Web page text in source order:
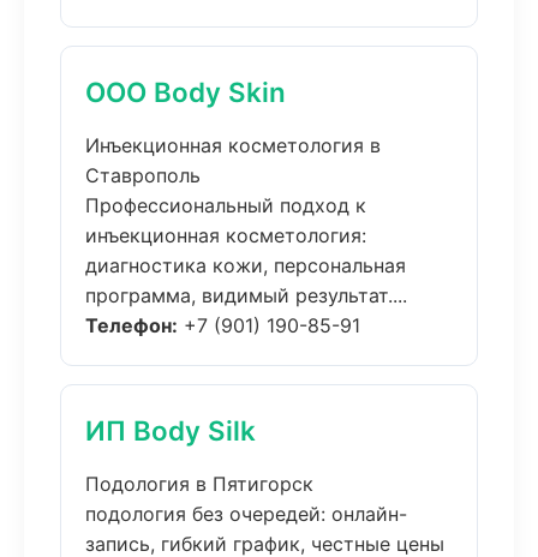
ООО Body Skin
Инъекционная косметология в
Ставрополь
Профессиональный подход к
инъекционная косметология:
диагностика кожи, персональная
программа, видимый результат....
Телефон: +7 (901) 190-85-91
ИП Body Silk
Подология в Пятигорск
подология без очередей: онлайн-
запись, гибкий график, честные цены